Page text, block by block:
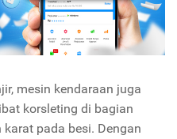
mesin kendaraan juga
korsleting di bagian
pada besi. Dengan